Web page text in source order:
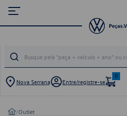
Nova Serrana Entre/registre-se
0
/Outlet